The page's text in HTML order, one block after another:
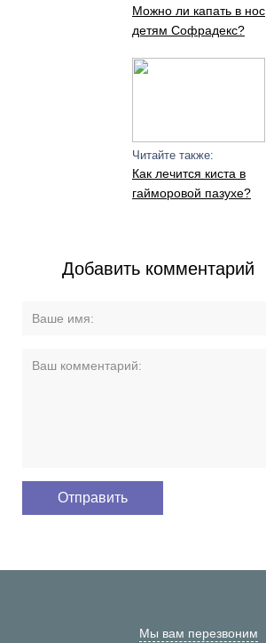
Можно ли капать в нос
детям Софрадекс?
Читайте также:
Как лечится киста в
гайморовой пазухе?
Добавить комментарий
Мы вам перезвоним